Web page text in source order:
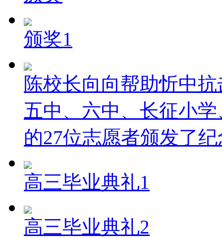
颁奖1
陈校长向向帮助忻中
五中、六中、长征小
的27位志愿者颁发了
高三毕业典礼1
高三毕业典礼2